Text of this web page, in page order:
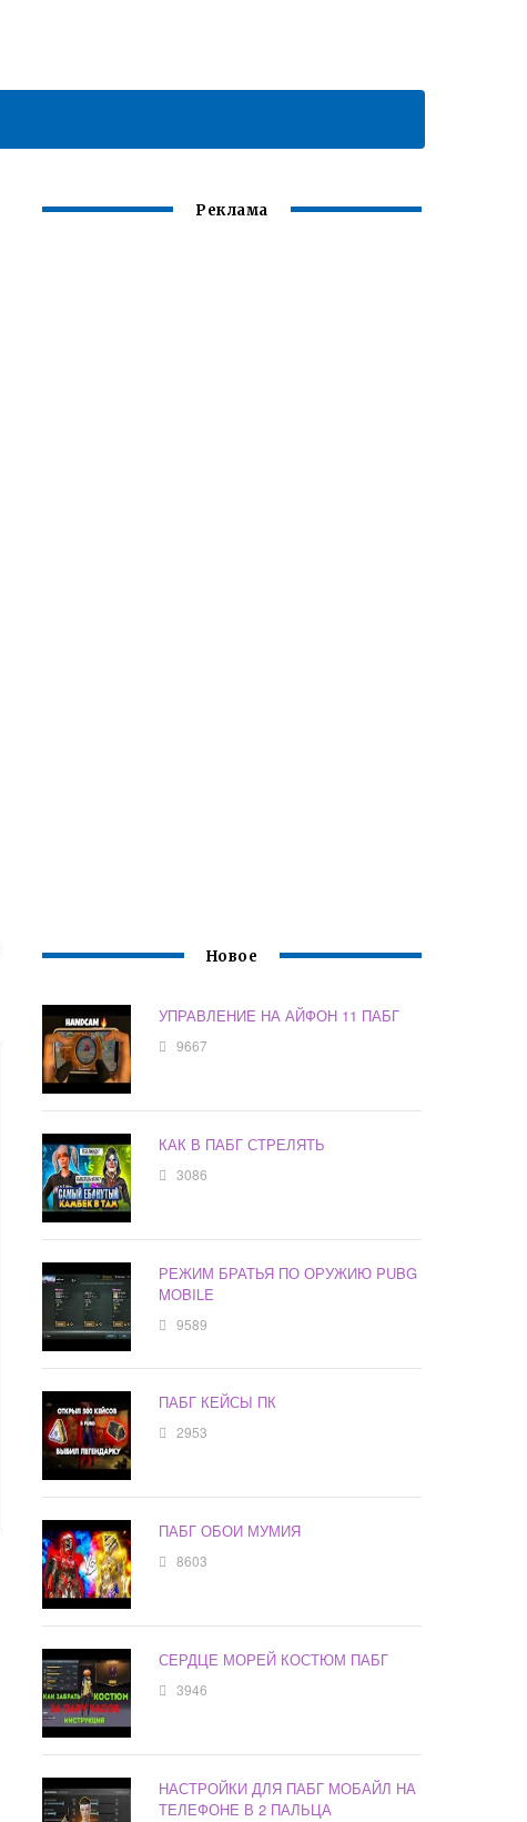
Реклама
Новое
УПРАВЛЕНИЕ НА АЙФОН 11 ПАБГ
9667
КАК В ПАБГ СТРЕЛЯТЬ
3086
РЕЖИМ БРАТЬЯ ПО ОРУЖИЮ PUBG
MOBILE
9589
ПАБГ КЕЙСЫ ПК
2953
ПАБГ ОБОИ МУМИЯ
8603
СЕРДЦЕ МОРЕЙ КОСТЮМ ПАБГ
3946
НАСТРОЙКИ ДЛЯ ПАБГ МОБАЙЛ НА
ТЕЛЕФОНЕ В 2 ПАЛЬЦА